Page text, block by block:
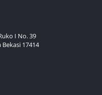
I No. 39
17414